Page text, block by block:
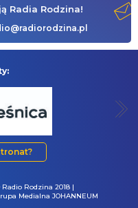
Radia Rodzina!
Radio Rodzina 2018 |
Medialna JOHANNEUM